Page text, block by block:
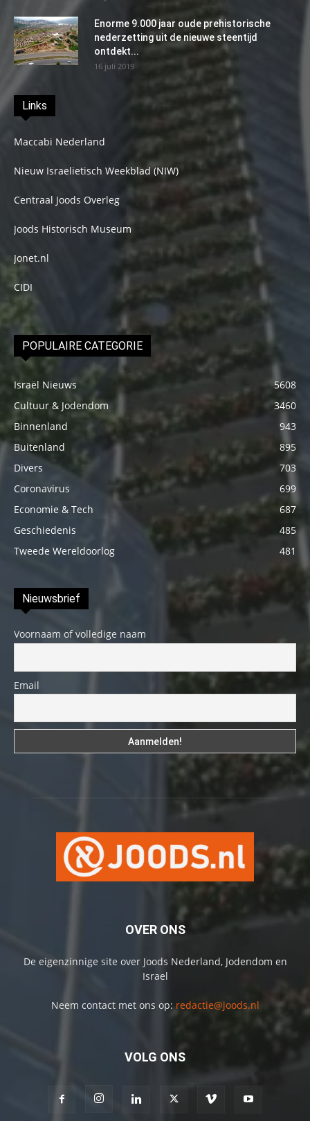
Enorme 9.000 jaar oude prehistorische
nederzetting uit de nieuwe steentijd
ontdekt...
16 juli 2019
Links
Maccabi Nederland
Nieuw Israelietisch Weekblad (NIW)
Centraal Joods Overleg
Joods Historisch Museum
Jonet.nl
CIDI
POPULAIRE CATEGORIE
Israël Nieuws
5608
Cultuur & Jodendom
3460
Binnenland
943
Buitenland
895
Divers
703
Coronavirus
699
Economie & Tech
687
Geschiedenis
485
Tweede Wereldoorlog
481
Nieuwsbrief
Voornaam of volledige naam
Email
OVER ONS
De eigenzinnige site over Joods Nederland, Jodendom en
Israel
Neem contact met ons op: redactie@joods.nl
VOLG ONS